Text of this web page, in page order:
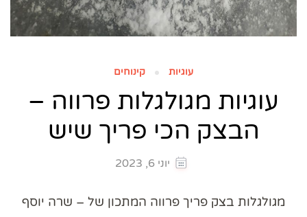
עוגיות קינוחים
עוגיות מגולגלות פרווה –
הבצק הכי פריך שיש
יוני 6, 2023
מגולגלות בצק פריך פרווה המתכון של – שרה יוסף